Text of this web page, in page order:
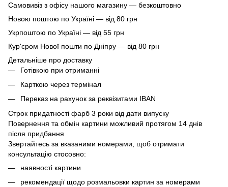
Самовивіз з офісу нашого магазину — безкоштовно
Новою поштою по Україні — від 80 грн
Укрпоштою по Україні — від 55 грн
Кур'єром Нової пошти по Дніпру — від 80 грн
Детальніше про доставку
Готівкою при отриманні
Карткою через термінал
Переказ на рахунок за реквізитами IBAN
Строк придатності фарб 3 роки від дати випуску
Повернення та обмін картини можливий протягом 14 днів
після придбання
Звертайтесь за вказаними номерами, щоб отримати
консультацію стосовно:
наявності картини
рекомендації щодо розмальовки картин за номерами